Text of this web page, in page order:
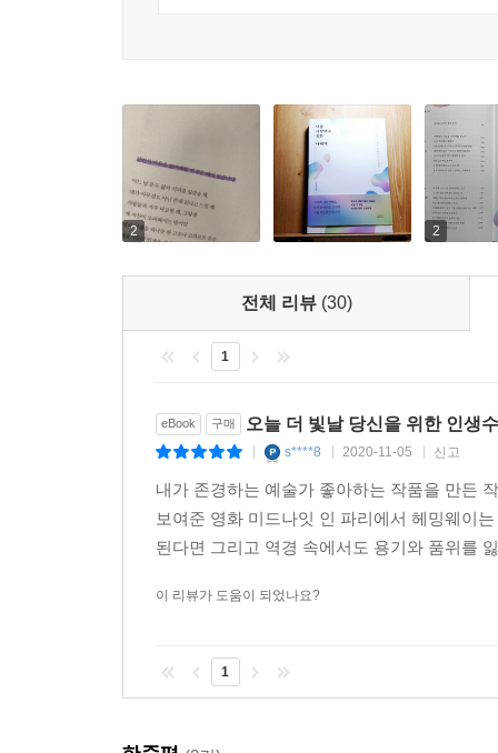
2 2
전체 리뷰 (30)
1
eBook 구매 오늘 더 빛날 당신을 위한 인생
s****8 2020-11-05 신고
내가 존경하는 예술가 좋아하는 작품을 만든
보여준 영화 미드나잇 인 파리에서 헤밍웨이
된다면 그리고 역경 속에서도 용기와 품위를
이 리뷰가 도움이 되었나요?
1